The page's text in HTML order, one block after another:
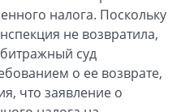
налога. Поскольку
не возвратила,
суд
о ее возврате,
что заявление о